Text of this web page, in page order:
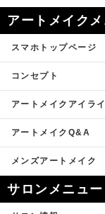
アートメイク
スマホトップページ
コンセプト
アートメイクアイラ
アートメイクQ&A
メンズアートメイク
サロンメニュー